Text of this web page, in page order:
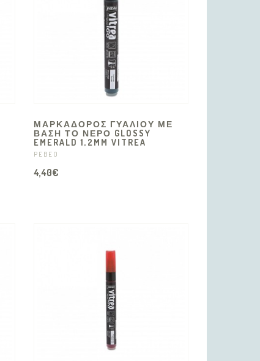
ΜΑΡΚΑΔΟΡΟΣ ΓΥΑΛΙΟΥ ΜΕ
ΒΑΣΗ ΤΟ ΝΕΡΟ GLOSSY
EMERALD 1,2MM VITREA
PEBEO
4,40€